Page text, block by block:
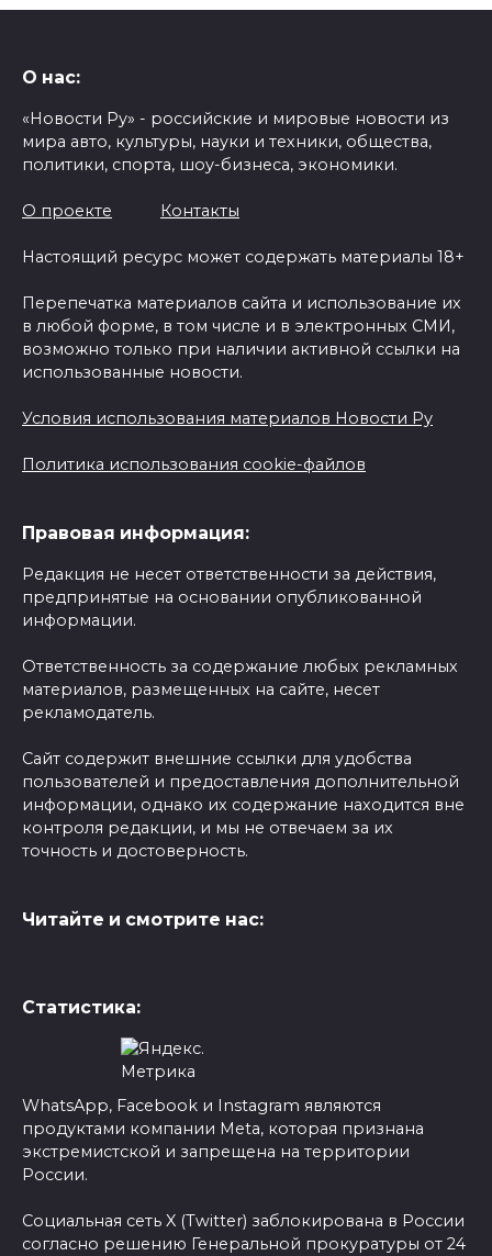
О нас:
«Новости Ру» - российские и мировые новости из
мира авто, культуры, науки и техники, общества,
политики, спорта, шоу-бизнеса, экономики.
О проекте Контакты
Настоящий ресурс может содержать материалы 18+
Перепечатка материалов сайта и использование их
в любой форме, в том числе и в электронных СМИ,
возможно только при наличии активной ссылки на
использованные новости.
Условия использования материалов Новости Ру
Политика использования cookie-файлов
Правовая информация:
Редакция не несет ответственности за действия,
предпринятые на основании опубликованной
информации.
Ответственность за содержание любых рекламных
материалов, размещенных на сайте, несет
рекламодатель.
Сайт содержит внешние ссылки для удобства
пользователей и предоставления дополнительной
информации, однако их содержание находится вне
контроля редакции, и мы не отвечаем за их
точность и достоверность.
Читайте и смотрите нас:
Статистика:
WhatsApp, Facebook и Instagram являются
продуктами компании Meta, которая признана
экстремистской и запрещена на территории
России.
Социальная сеть X (Twitter) заблокирована в России
согласно решению Генеральной прокуратуры от 24